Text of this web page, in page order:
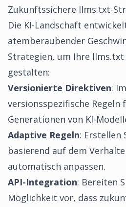
Zukunftssichere llms.txt-
Die KI-Landschaft
atemberaubender
Strategien, um Ihre
gestalten:
Versionierte Direktiven:
versionsspezifische Regeln
Generationen von KI-
Adaptive Regeln: Erstellen
basierend auf dem
automatisch anpassen.
API-Integration: Bereiten
Möglichkeit vor, dass